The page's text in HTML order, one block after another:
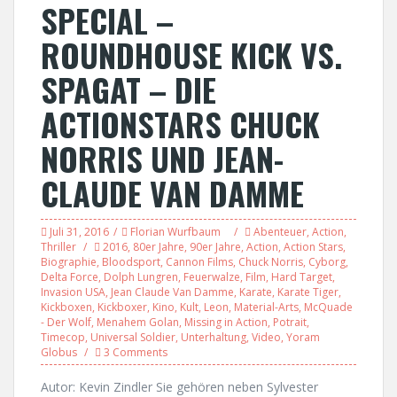
SPECIAL –
ROUNDHOUSE KICK VS.
SPAGAT – DIE
ACTIONSTARS CHUCK
NORRIS UND JEAN-
CLAUDE VAN DAMME
Juli 31, 2016 Florian Wurfbaum Abenteuer, Action,
Thriller
2016, 80er Jahre, 90er Jahre, Action, Action Stars,
Biographie, Bloodsport, Cannon Films, Chuck Norris, Cyborg,
Delta Force, Dolph Lungren, Feuerwalze, Film, Hard Target,
Invasion USA, Jean Claude Van Damme, Karate, Karate Tiger,
Kickboxen, Kickboxer, Kino, Kult, Leon, Material-Arts, McQuade
- Der Wolf, Menahem Golan, Missing in Action, Potrait,
Timecop, Universal Soldier, Unterhaltung, Video, Yoram
Globus
3 Comments
Autor: Kevin Zindler Sie gehören neben Sylvester